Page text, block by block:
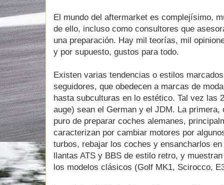
El mundo del aftermarket es complejísimo,
de ello, incluso como consultores que
una preparación. Hay mil teorías, mil
y por supuesto, gustos para todo.
Existen varias tendencias o estilos
seguidores, que obedecen a marcas de
hasta subculturas en lo estético. Tal vez las
auge) sean el German y el JDM. La primera,
puro de preparar coches alemanes,
caracterizan por cambiar motores por
turbos, rebajar los coches y ensancharlos
llantas ATS y BBS de estilo retro, y
los modelos clásicos (Golf MK1, Scirocco,